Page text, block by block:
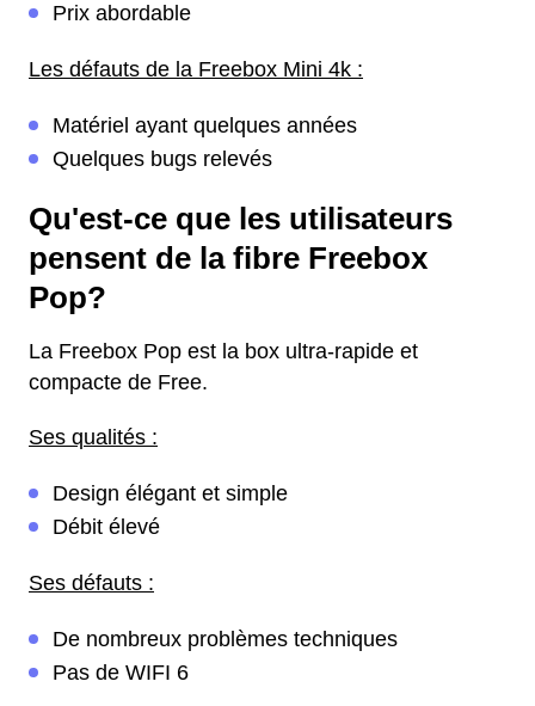
Prix abordable
Les défauts de la Freebox Mini 4k :
Matériel ayant quelques années
Quelques bugs relevés
Qu'est-ce que les utilisateurs
pensent de la fibre Freebox
Pop?
La Freebox Pop est la box ultra-rapide et
compacte de Free.
Ses qualités :
Design élégant et simple
Débit élevé
Ses défauts :
De nombreux problèmes techniques
Pas de WIFI 6